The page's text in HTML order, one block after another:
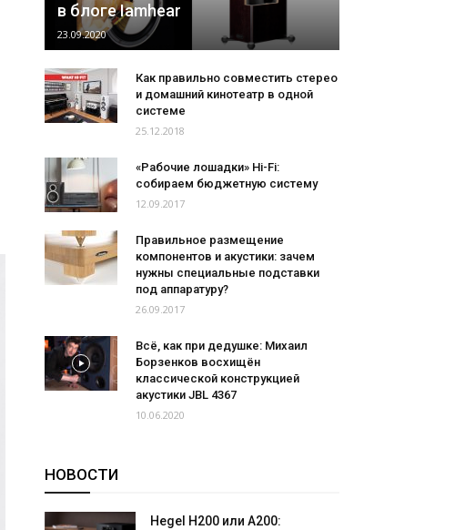
в блоге Iamhear
23.09.2020
Как правильно совместить стерео
и домашний кинотеатр в одной
системе
25.12.2018
«Рабочие лошадки» Hi-Fi:
собираем бюджетную систему
12.09.2017
Правильное размещение
компонентов и акустики: зачем
нужны специальные подставки
под аппаратуру?
26.09.2017
Всё, как при дедушке: Михаил
Борзенков восхищён
классической конструкцией
акустики JBL 4367
10.06.2020
НОВОСТИ
Hegel H200 или A200: